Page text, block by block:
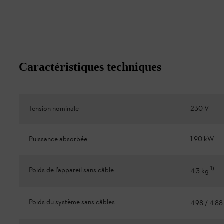
Caractéristiques techniques
Tension nominale 230 V
Puissance absorbée 1.90 kW
Poids de l’appareil sans câble 4.3 kg 1)
Poids du système sans câbles 4.98 /